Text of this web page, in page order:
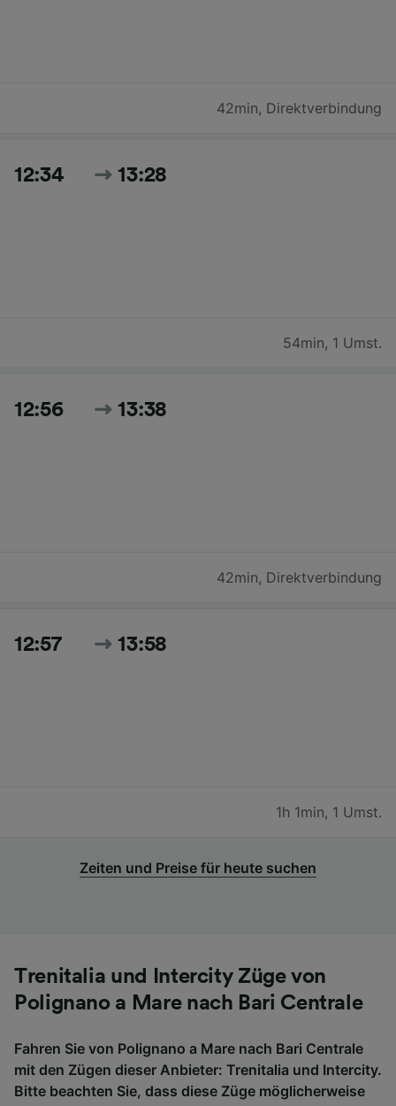
42min, Direktverbindung
12:34 13:28
54min, 1 Umst.
12:56 13:38
42min, Direktverbindung
12:57 13:58
1h 1min, 1 Umst.
Zeiten und Preise für heute suchen
Trenitalia und Intercity Züge von
Polignano a Mare nach Bari Centrale
Fahren Sie von Polignano a Mare nach Bari Centrale
mit den Zügen dieser Anbieter: Trenitalia und Intercity.
Bitte beachten Sie, dass diese Züge möglicherweise